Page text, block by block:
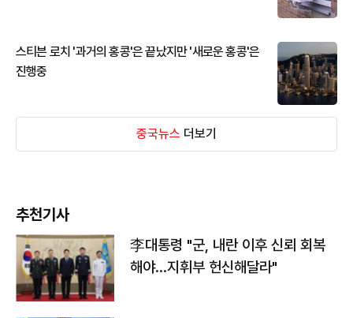
스티븐 로치 '과거의 홍콩'은 끝났지만 '새로운 홍콩'은
진행중
중국뉴스 더보기
추천기사
李대통령 "군, 내란 이후 신뢰 회복
해야…지휘부 헌신해달라"